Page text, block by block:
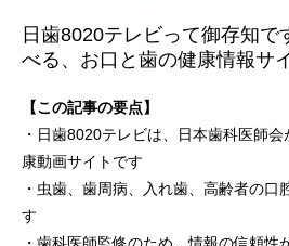
日歯8020テレビって御存知
べる、お口と歯の健康情報サ
【この記事の要点】
・日歯8020テレビは、日本歯科医師
康動画サイトです
・虫歯、歯周病、入れ歯、高齢者の口
す